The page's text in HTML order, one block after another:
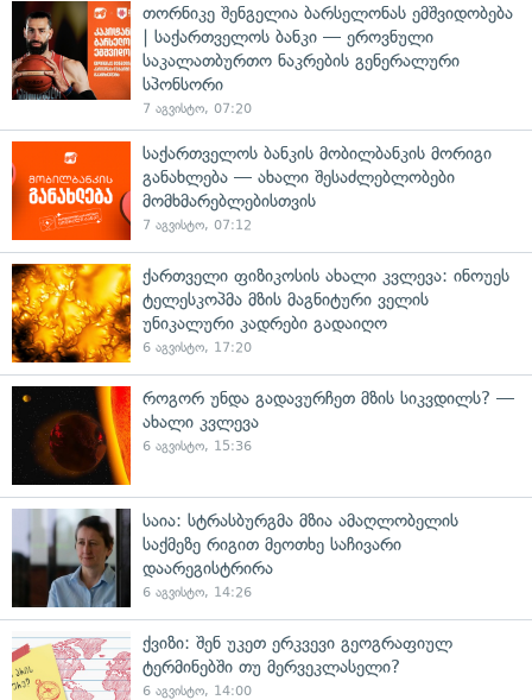
თორნიკე შენგელია ბარსელონას ემშვიდობება
| საქართველოს ბანკი — ეროვნული
საკალათბურთო ნაკრების გენერალური
სპონსორი
7 აგვისტო, 07:20
საქართველოს ბანკის მობილბანკის მორიგი
განახლება — ახალი შესაძლებლობები
მომხმარებლებისთვის
7 აგვისტო, 07:12
ქართველი ფიზიკოსის ახალი კვლევა: ინოუეს
ტელესკოპმა მზის მაგნიტური ველის
უნიკალური კადრები გადაიღო
6 აგვისტო, 17:20
როგორ უნდა გადავურჩეთ მზის სიკვდილს? —
ახალი კვლევა
6 აგვისტო, 15:36
საია: სტრასბურგმა მზია ამაღლობელის
საქმეზე რიგით მეოთხე საჩივარი
დაარეგისტრირა
6 აგვისტო, 14:26
ქვიზი: შენ უკეთ ერკვევი გეოგრაფიულ
ტერმინებში თუ მერვეკლასელი?
6 აგვისტო, 14:00